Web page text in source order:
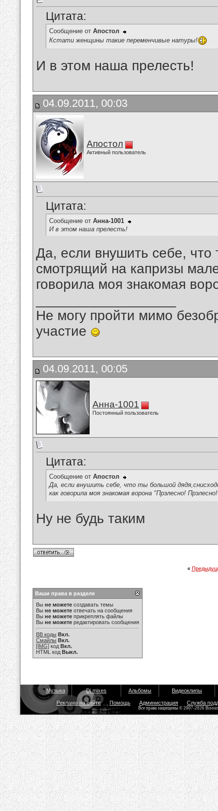
Цитата:
Сообщение от Апостол
Кстати женщины такие переменчивые натуры!
И в этом наша прелесть!
04.09.2011, 00:03
Апостол
Активный пользователь
Цитата:
Сообщение от Анна-1001
И в этом наша прелесть!
Да, если внушить себе,
смотрящий на капризы
говорила моя знакомая
Не могу пройти мимо
участие
04.09.2011, 00:05
Анна-1001
Постоянный пользователь
Цитата:
Сообщение от Апостол
Да, если внушить себе, что ты большой
как говорила моя знакомая ворона "Прэлесно!
Ну не будь таким
«
Ваши права в разделе
Вы не можете создавать темы
Вы не можете отвечать на сообщения
Вы не можете прикреплять файлы
Вы не можете редактировать сообщения
BB коды Вкл.
Смайлы Вкл.
[IMG] код Вкл.
HTML код Выкл.
Музыка Dj mixes Альбомы Видеоклипы
Реклама на сайте Помощь Администрация Служба
Все права защищены © 2007-2026